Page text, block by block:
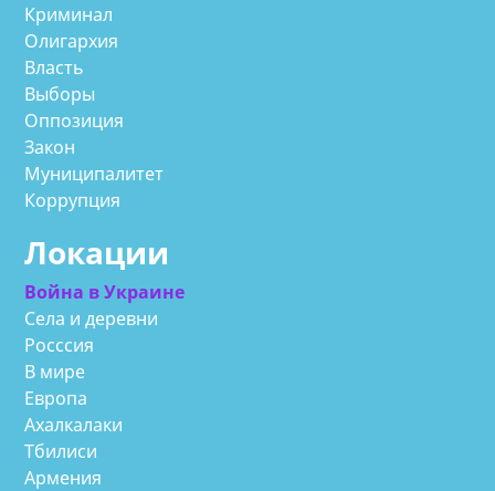
Криминал
Олигархия
Власть
Выборы
Оппозиция
Закон
Муниципалитет
Коррупция
Локации
Война в Украине
Села и деревни
Росссия
В мире
Европа
Ахалкалаки
Тбилиси
Армения